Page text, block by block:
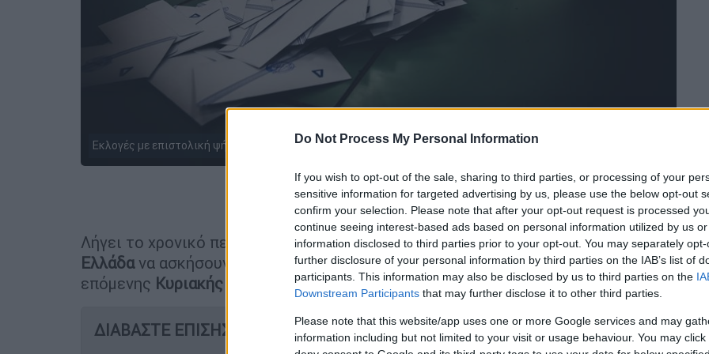
Do Not Process My Personal Information
If you wish to opt-out of the sale, sharing to third parties, or processing of your
sensitive information for targeted advertising by us, please use the below opt-out
confirm your selection. Please note that after your opt-out request is processed
continue seeing interest-based ads based on personal information utilized by us
information disclosed to third parties prior to your opt-out. You may separately
further disclosure of your personal information by third parties on the IAB’s list of
participants. This information may also be disclosed by us to third parties on the
Downstream Participants that may further disclose it to other third parties.
Please note that this website/app uses one or more Google services and may
information including but not limited to your visit or usage behaviour. You may
Εκλογές με επιστολική ψήφο/EUROKINISSI
Προσθέστε το ΕΘΝΟΣ στη Google
Λήγει το χρονικό περιθώριο που έχουν οι ψηφοφόροι που διαμένουν στην
Ελλάδανα ασκήσουν το εκλογικό τους δικαίωμα στιςευρωεκλογές 2024της
επόμενης Κυριακής επιστολική ψήφο.
ΔΙΑΒΑΣΤΕ ΕΠΙΣΗΣ